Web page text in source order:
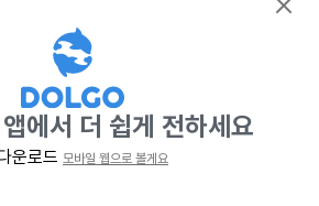
기부하기
에서 더 쉽게 전하세요
운로드 모바일 웹으로 볼게요